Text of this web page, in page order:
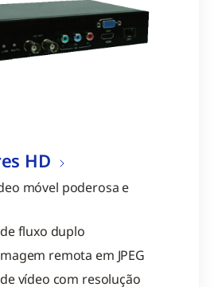
HD
móvel poderosa e
fluxo duplo
remota em JPEG
vídeo com resolução